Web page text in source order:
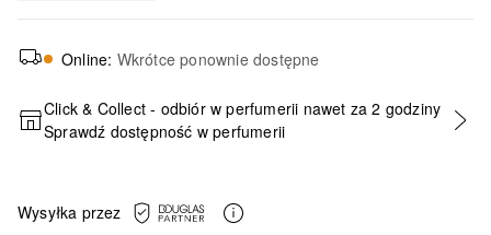
Online: Wkrótce ponownie dostępne
Click & Collect - odbiór w perfumerii nawet za 2 godziny
Sprawdź dostępność w perfumerii
Wysyłka przez